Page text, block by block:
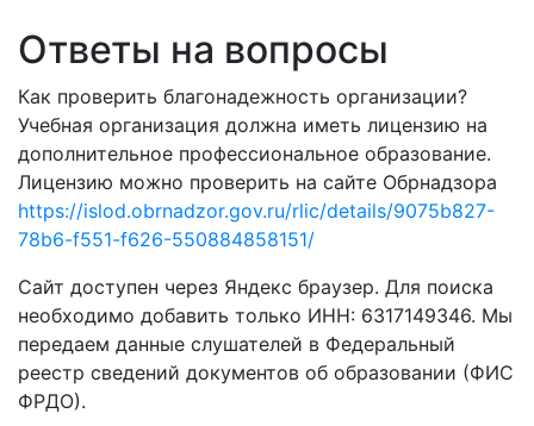
Ответы на вопросы
Как проверить благонадежность организации?
Учебная организация должна иметь лицензию на
дополнительное профессиональное образование.
Лицензию можно проверить на сайте Обрнадзора
https://islod.obrnadzor.gov.ru/rlic/details/9075b827-
78b6-f551-f626-550884858151/
Сайт доступен через Яндекс браузер. Для поиска
необходимо добавить только ИНН: 6317149346. Мы
передаем данные слушателей в Федеральный
реестр сведений документов об образовании (ФИС
ФРДО).